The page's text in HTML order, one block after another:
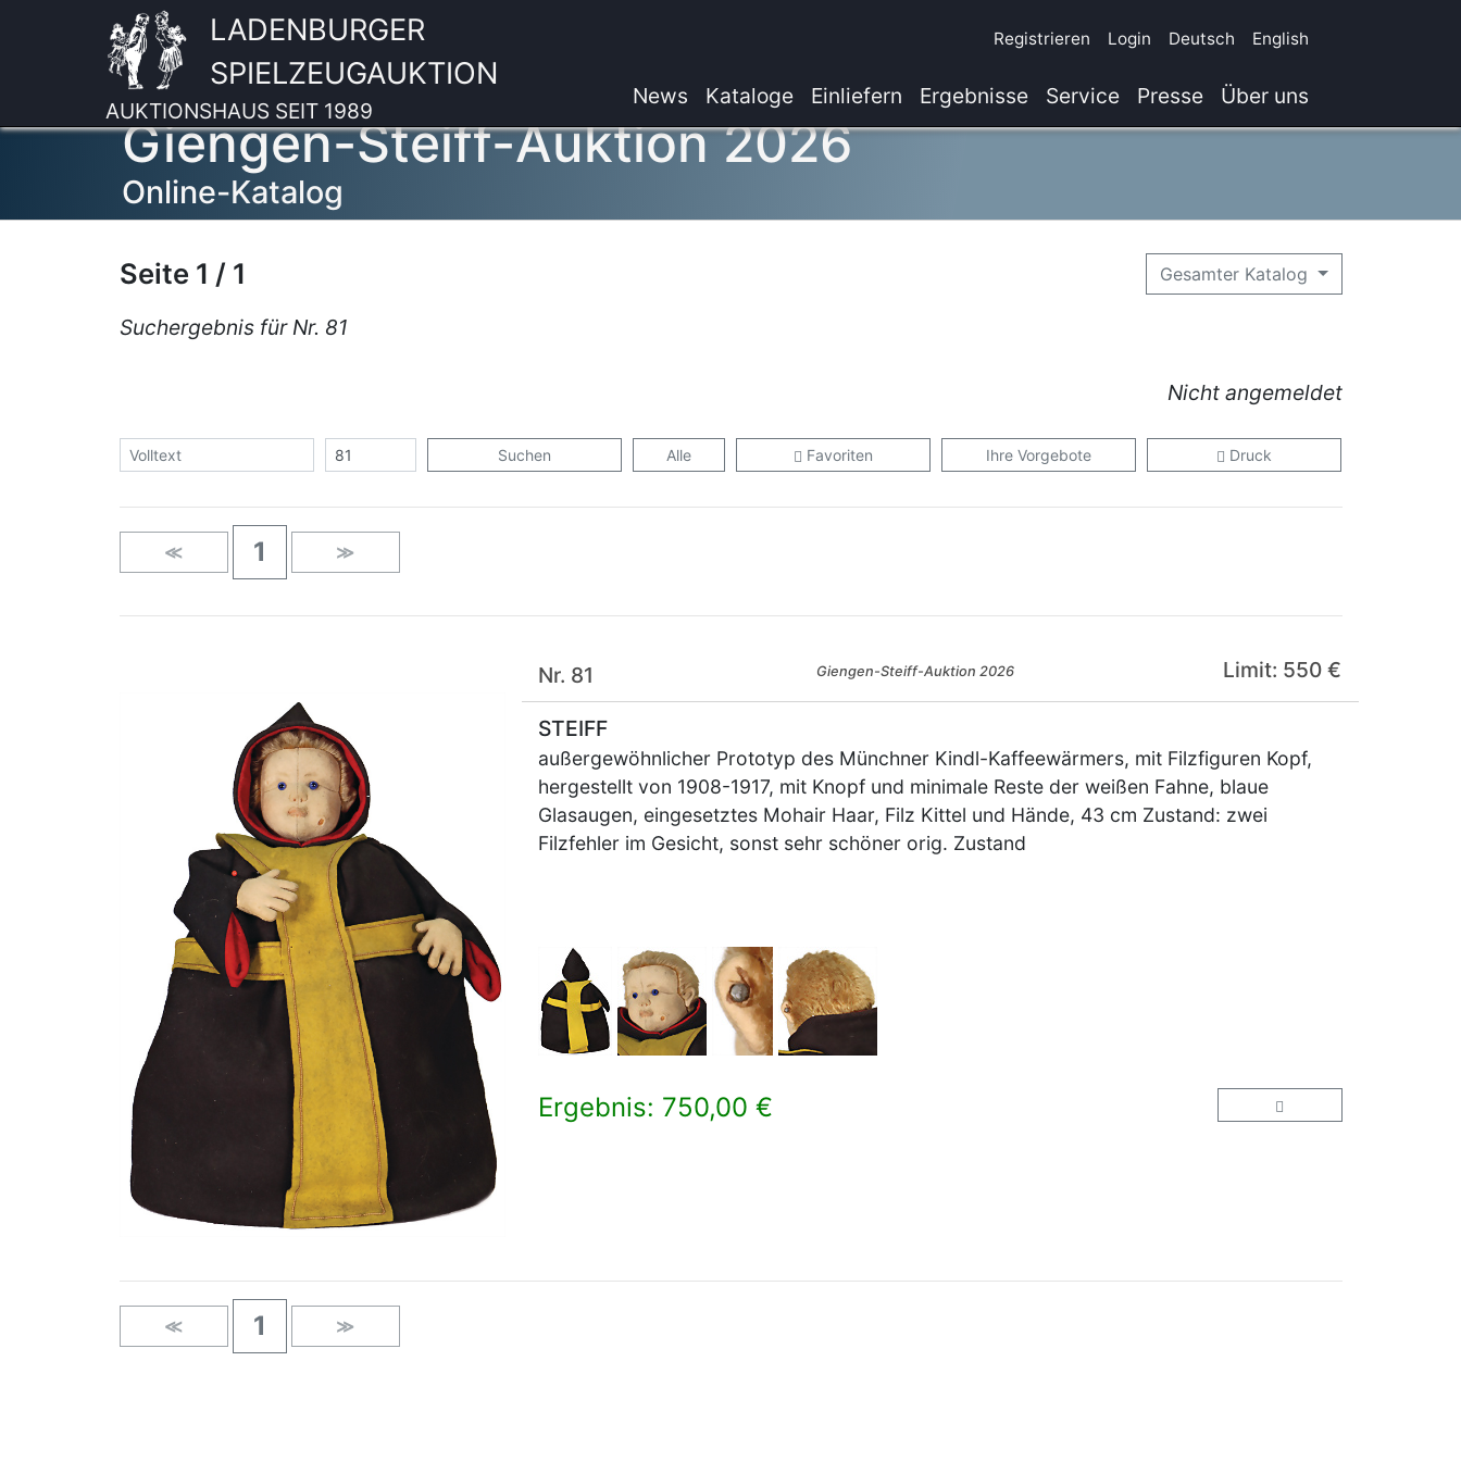
LADENBURGER
SPIELZEUGAUKTION
AUKTIONSHAUS SEIT 1989
Registrieren Login Deutsch English
News Kataloge Einliefern Ergebnisse Service Presse Über uns
Giengen-Steiff-Auktion 2026
Online-Katalog
Seite 1 / 1 Gesamter Katalog
Suchergebnis für Nr. 81
Nicht angemeldet
Suchen Alle Favoriten Ihre Vorgebote Druck
≪ 1 ≫
Nr. 81 Giengen-Steiff-Auktion 2026 Limit: 550 €
STEIFF
außergewöhnlicher Prototyp des Münchner Kindl-Kaffeewärmers, mit Filzfiguren Kopf,
hergestellt von 1908-1917, mit Knopf und minimale Reste der weißen Fahne, blaue
Glasaugen, eingesetztes Mohair Haar, Filz Kittel und Hände, 43 cm Zustand: zwei
Filzfehler im Gesicht, sonst sehr schöner orig. Zustand
Ergebnis: 750,00 €
≪ 1 ≫